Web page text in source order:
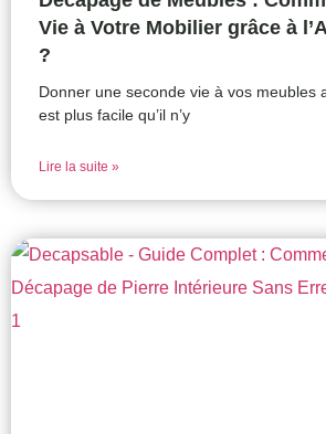
Vie à Votre Mobilier grâce à
?
Donner une seconde vie à vos meubles
est plus facile qu’il n’y
Lire la suite »